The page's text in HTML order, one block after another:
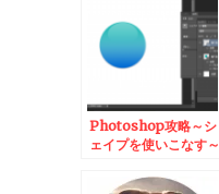
Photoshop攻略～シ
ェイプを使いこなす～